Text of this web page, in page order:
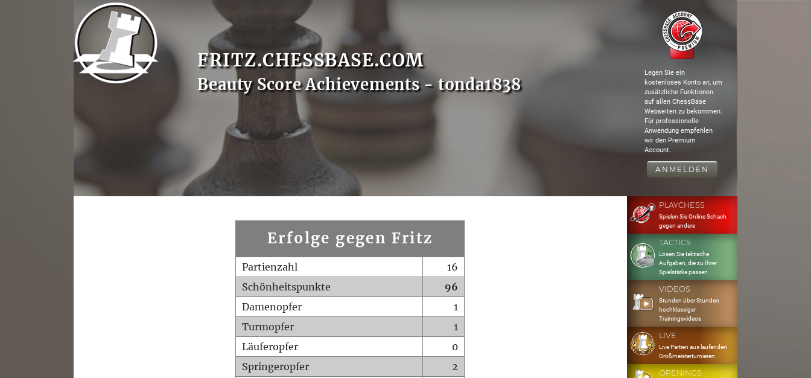
FRITZ.CHESSBASE.COM
Beauty Score Achievements - tonda1838
Legen Sie ein
kostenloses Konto an, um
zusätzliche Funktionen
auf allen ChessBase
Webseiten zu bekommen.
Für professionelle
Anwendung empfehlen
wir den Premium
Account.
ANMELDEN
Erfolge gegen Fritz
Partienzahl
16
Schönheitspunkte
96
Damenopfer
1
Turmopfer
1
Läuferopfer
0
Springeropfer
2
PLAYCHESS
Spielen Sie Online Schach
gegen andere
TACTICS
Lösen Sie taktische
Aufgaben, die zu Ihrer
Spielstärke passen
VIDEOS
Stunden über Stunden
hochklassiger
Trainingsvideos
LIVE
Live Partien aus laufenden
Großmeisterturnieren
OPENINGS